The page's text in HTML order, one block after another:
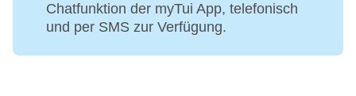
Chatfunktion der myTui App, telefonisch
und per SMS zur Verfügung.